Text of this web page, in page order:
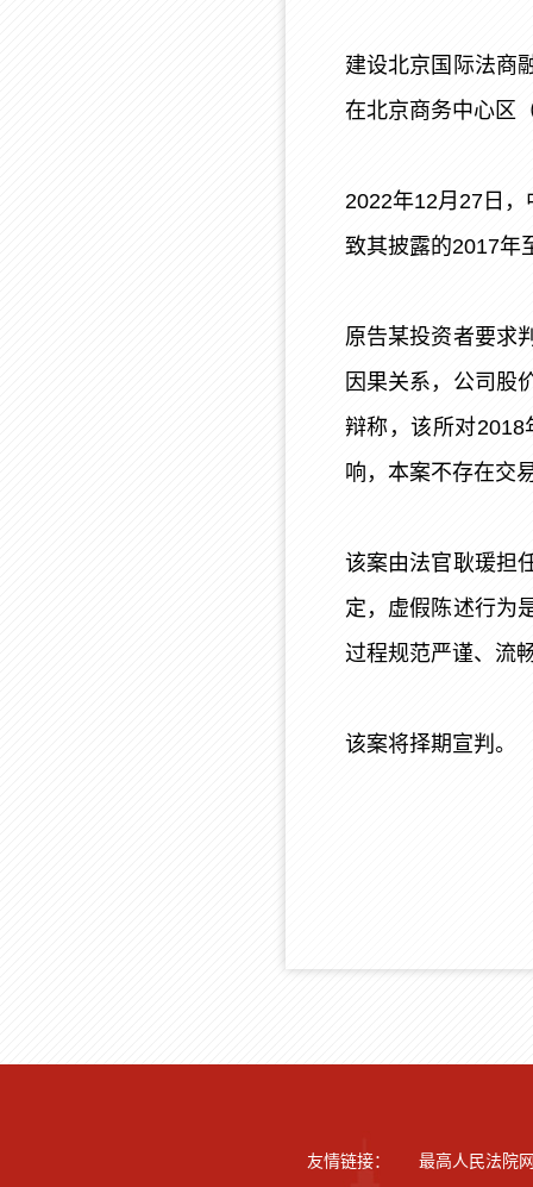
建设北京国际法商
在北京商务中心区
2022年12月27日
致其披露的2017年
原告某投资者要求
因果关系，公司股
辩称，该所对
响，本案不存在交
该案由法官耿瑗担
定，虚假陈述行为
过程规范严谨、流
该案将择期宣判。
友情链接： 最高人民法院